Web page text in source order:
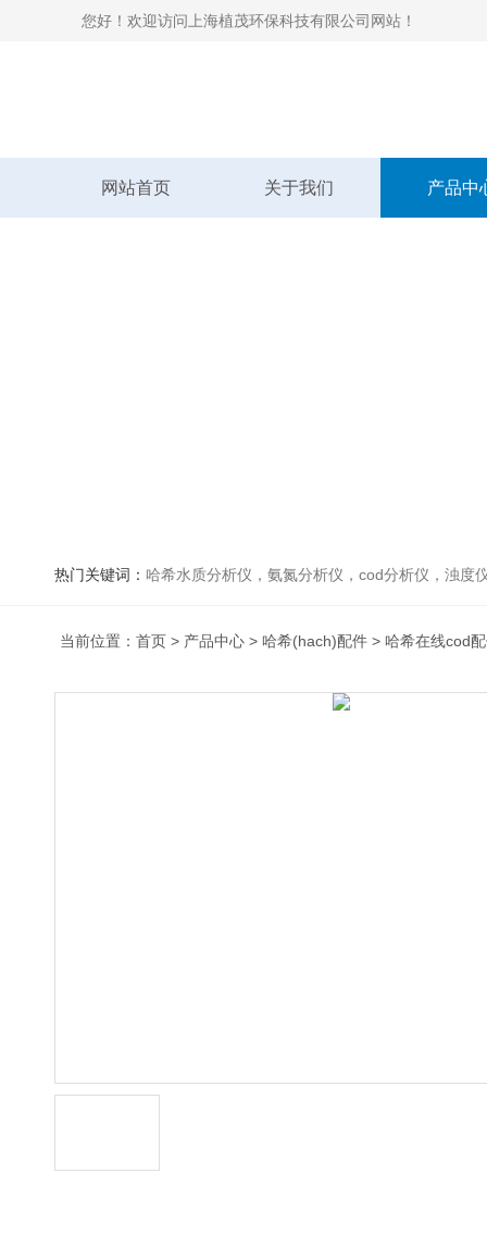
您好！欢迎访问上海植茂环保科技有限公司网站！
网站首页 关于我们 产品中
热门关键词： 哈希水质分析仪，氨氮分析仪，cod分析仪，浊度
当前位置： 首页 > 产品中心 > 哈希(hach)配件 > 哈希在线cod